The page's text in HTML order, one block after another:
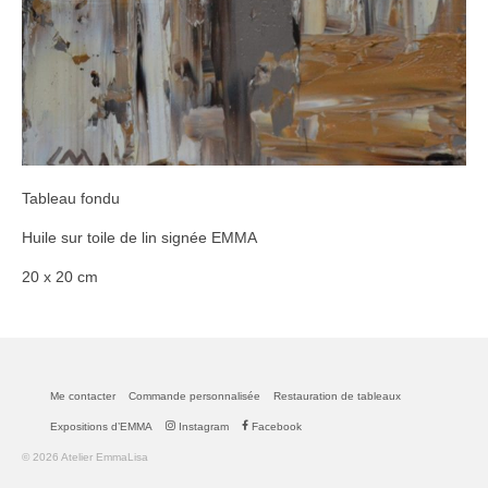
Tableau fondu
Huile sur toile de lin signée EMMA
20 x 20 cm
Me contacter Commande personnalisée Restauration de tableaux
Expositions d’EMMA Instagram Facebook
© 2026 Atelier EmmaLisa